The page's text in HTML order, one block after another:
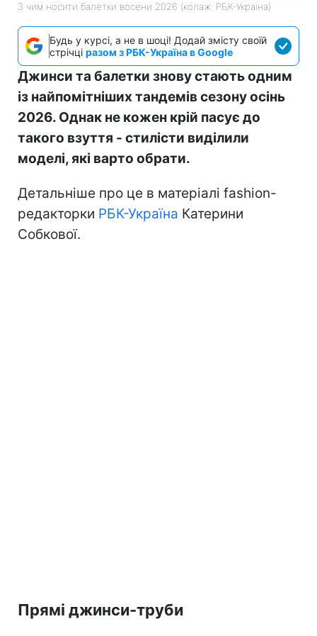
З чим носити балетки восени 2026 (колаж: РБК-Україна)
Будь у курсі, а не в шоці! Додай змісту своїй
стрічці разом з РБК-Україна в Google
Джинси та балетки знову стають одним
із найпомітніших тандемів сезону осінь
2026. Однак не кожен крій пасує до
такого взуття - стилісти виділили
моделі, які варто обрати.
Детальніше про це в матеріалі fashion-
редакторки РБК-Україна Катерини
Собкової.
Прямі джинси-труби